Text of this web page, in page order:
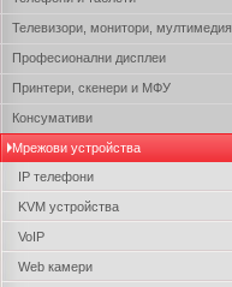
Телевизори, монитори, мултимедия
Професионални дисплеи
Принтери, скенери и МФУ
Консумативи
Мрежови устройства
IP телефони
KVM устройства
VoIP
Web камери